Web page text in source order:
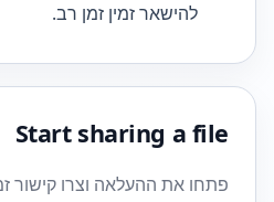
להישאר זמין זמן רב.
Start sharing a file
פתחו את ההעלאה וצרו קישור